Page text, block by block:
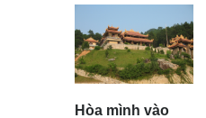
Hòa mình vào